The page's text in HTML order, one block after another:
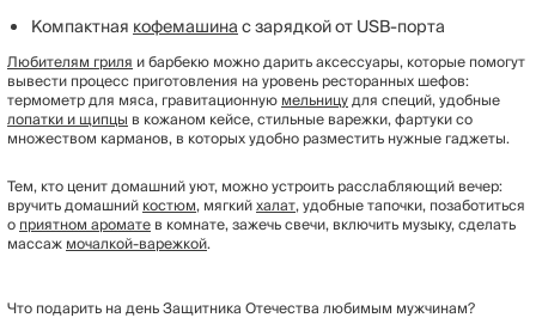
Компактнаякофемашинас зарядкой от USB-порта
Любителям гриляи барбекю можно дарить аксессуары, которые помогут
вывести процесс приготовления на уровень ресторанных шефов:
термометр для мяса, гравитационнуюмельницудля специй, удобные
лопатки и щипцыв кожаном кейсе, стильные варежки, фартуки со
множеством карманов, в которых удобно разместить нужные гаджеты.
Тем, кто ценит домашний уют, можно устроить расслабляющий вечер:
вручить домашнийкостюм, мягкийхалат, удобные тапочки, позаботиться
оприятном ароматев комнате, зажечь свечи, включить музыку, сделать
массажмочалкой-варежкой.
Что подарить на день Защитника Отечества любимым мужчинам?